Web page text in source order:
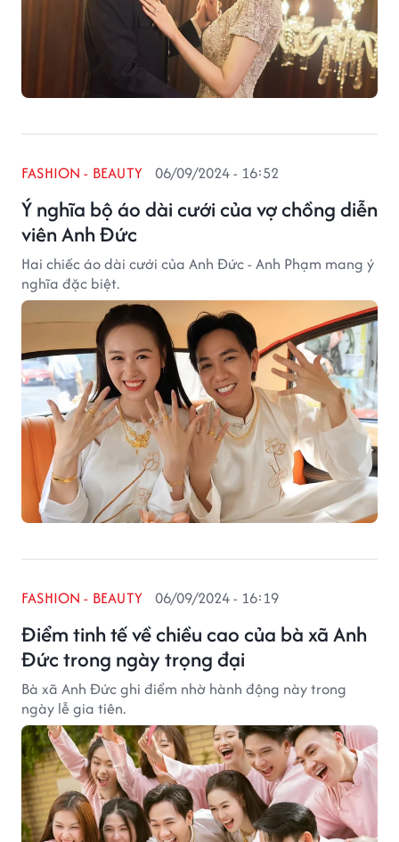
Ý nghĩa bộ áo dài cưới của vợ chồng diễn
viên Anh Đức
FASHION - BEAUTY 06/09/2024 - 16:52
Hai chiếc áo dài cưới của Anh Đức - Anh Phạm mang ý
nghĩa đặc biệt.
Điểm tinh tế về chiều cao của bà xã Anh
Đức trong ngày trọng đại
FASHION - BEAUTY 06/09/2024 - 16:19
Bà xã Anh Đức ghi điểm nhờ hành động này trong
ngày lễ gia tiên.